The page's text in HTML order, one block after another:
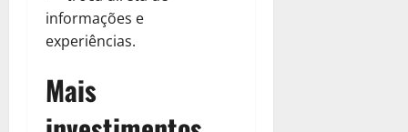
informações e
experiências.
Mais